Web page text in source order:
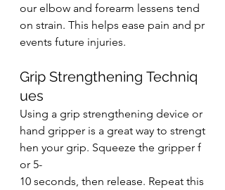
our elbow and forearm lessens tend
on strain. This helps ease pain and pr
events future injuries.
Grip Strengthening Techniq
ues
Using a grip strengthening device or
hand gripper is a great way to strengt
hen your grip. Squeeze the gripper f
or 5-
10 seconds, then release. Repeat this